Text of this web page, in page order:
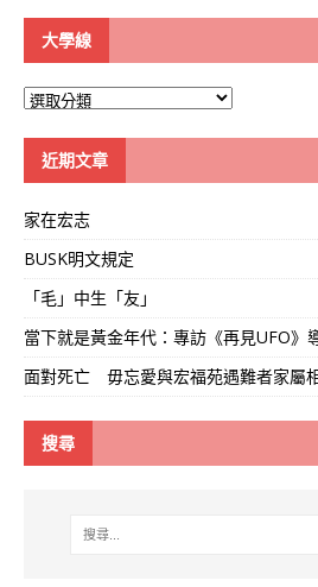
大學線
大
近期文章
家在宏志
BUSK明文規定
「毛」中生「友」
當下就是黃金年代：專訪《再見UFO》
面對死亡 毋忘愛與宏福苑遇難者家屬
搜尋